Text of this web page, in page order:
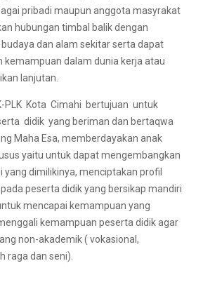
pribadi maupun anggota masyrakat
hubungan timbal balik dengan
budaya dan alam sekitar serta dapat
kemampuan dalam dunia kerja atau
lanjutan.
PLK Kota Cimahi bertujuan untuk
didik yang beriman dan bertaqwa
Maha Esa, memberdayakan anak
yaitu untuk dapat mengembangkan
yang dimilikinya, menciptakan profil
peserta didik yang bersikap mandiri
mencapai kemampuan yang
kemampuan peserta didik agar
non-akademik ( vokasional,
raga dan seni).